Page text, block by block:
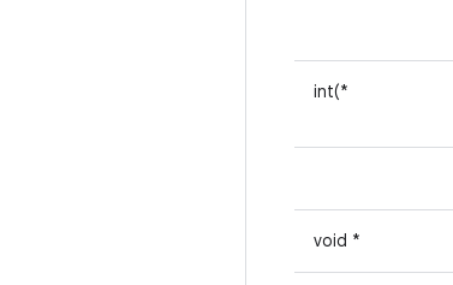
int(*
void *